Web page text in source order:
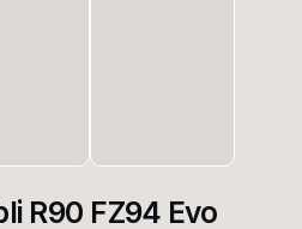
R90 FZ94 Evo